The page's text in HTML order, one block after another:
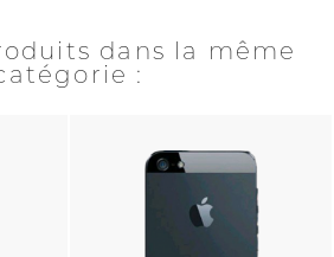
dans la même
: